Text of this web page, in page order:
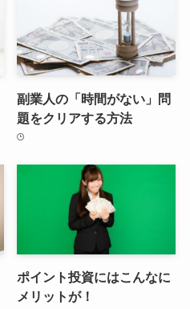
副業人の「時間がない」問
題をクリアする方法
ポイント投資にはこんなに
メリットが！